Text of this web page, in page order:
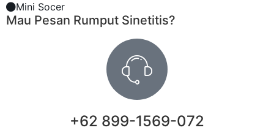
Mini Socer
Mau Pesan Rumput Sinetitis?
+62 899-1569-072